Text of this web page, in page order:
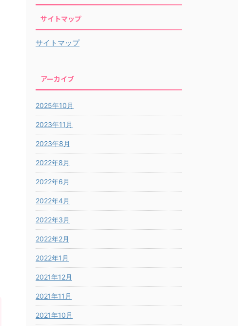
サイトマップ
サイトマップ
アーカイブ
2025年10月
2023年11月
2023年8月
2022年8月
2022年6月
2022年4月
2022年3月
2022年2月
2022年1月
2021年12月
2021年11月
2021年10月